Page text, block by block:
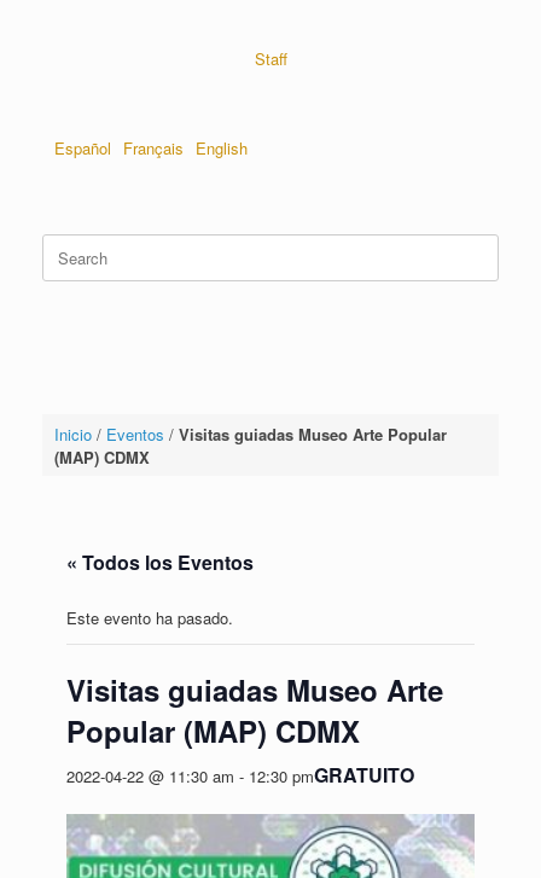
Staff
Español Français English
Inicio/ Eventos / Visitas guiadas Museo Arte Popular
(MAP) CDMX
« Todos los Eventos
Este evento ha pasado.
Visitas guiadas Museo Arte
Popular (MAP) CDMX
2022-04-22 @ 11:30 am - 12:30 pmGRATUITO